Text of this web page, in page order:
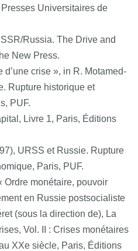
Universitaires de
Russia. The Drive and
New Press.
d’une crise », in R. Motamed-
Rupture historique et
PUF.
Livre 1, Paris, Éditions
URSS et Russie. Rupture
Paris, PUF.
Ordre monétaire, pouvoir
en Russie postsocialiste
(sous la direction de), La
Vol. II : Crises monétaires
XXe siècle, Paris, Éditions